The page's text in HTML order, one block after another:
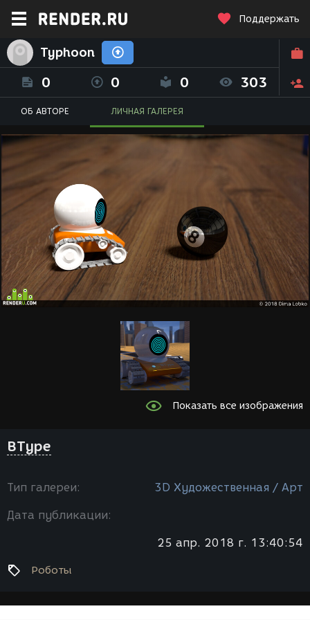
Поддержать
Typhoon
0 0 0 303
ОБ АВТОРЕ ЛИЧНАЯ ГАЛЕРЕЯ
Показать все изображения
BType
Тип галереи: 3D Художественная / Арт
Дата публикации:
25 апр. 2018 г. 13:40:54
Роботы